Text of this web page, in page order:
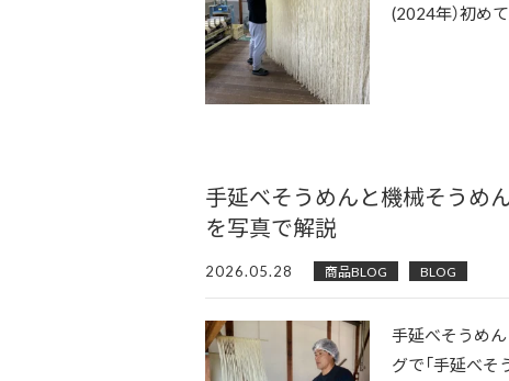
(2024年）初め
手延べそうめんと機械そうめ
を写真で解説
2026.05.28 商品BLOG BLOG
手延べそうめ
グで「手延べそ